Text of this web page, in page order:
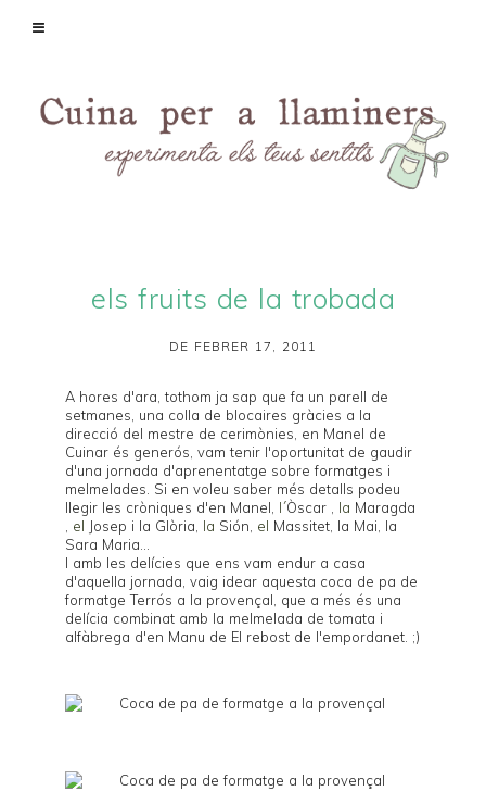
els fruits de la trobada
DE FEBRER 17, 2011
A hores d'ara, tothom ja sap que fa un parell de
setmanes, una colla de blocaires gràcies a la
direcció del mestre de cerimònies, en Manel de
Cuinar és generós , vam tenir l'oportunitat de gaudir
d'una jornada d'aprenentatge sobreformatges i
melmelades . Si en voleu saber més detalls podeu
llegir les cròniques d'en Manel l´Òscar la Maragda
el Josep i la Glòria la Sión el Massitet , la Mai , la
Sara Maria
I amb les delícies que ens vam endur a casa
d'aquella jornada, vaig idear aquesta coca de pa de
formatgeTerrós a la provençal, que a més és una
delícia combinat amb la melmelada de tomata i
alfàbrega d'en Manu de El rebost de l'empordanet . ;)